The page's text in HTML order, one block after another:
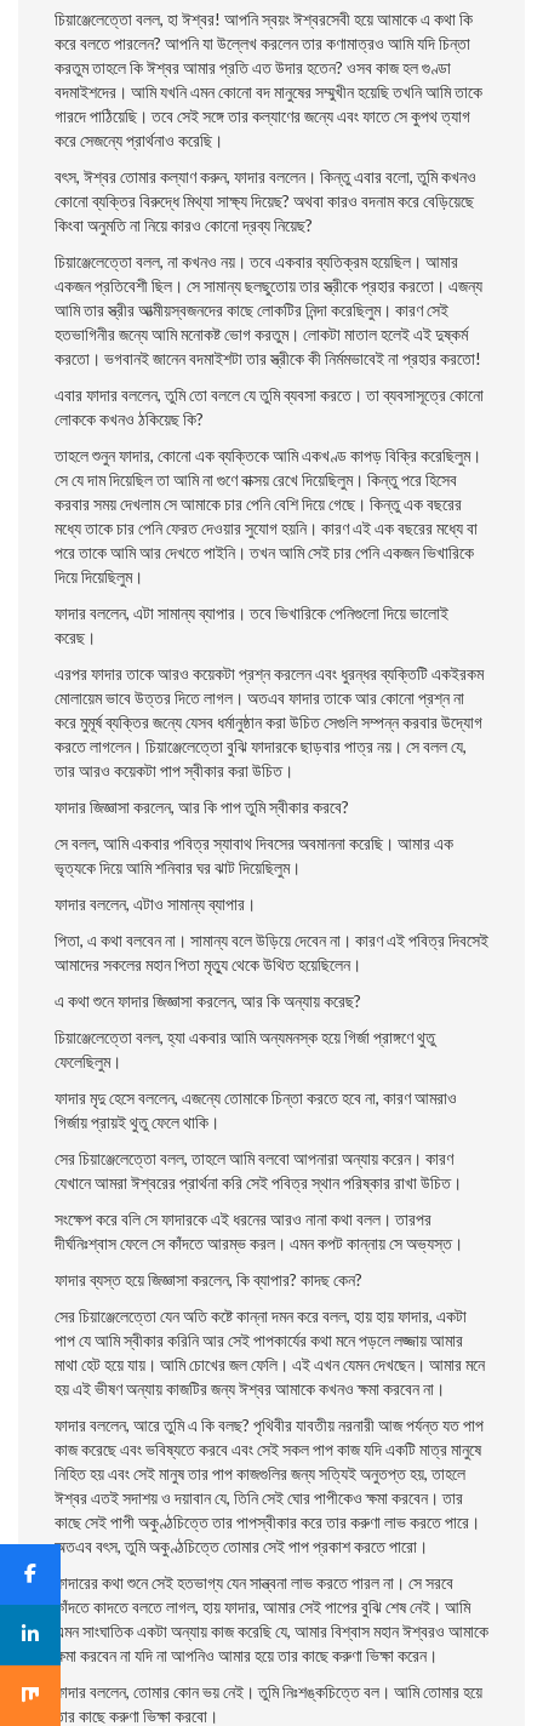
চিয়াঞ্জেলেত্তো বলল, হা ঈশ্বর! আপনি স্বয়ং ঈশ্বরসেবী হয়ে আমাকে এ কথা কি
করে বলতে পারলেন? আপনি যা উল্লেখ করলেন তার কণামাত্রও আমি যদি চিন্তা
করতুম তাহলে কি ঈশ্বর আমার প্রতি এত উদার হতেন? ওসব কাজ হল গুণ্ডা
বদমাইশদের। আমি যখনি এমন কোনাে বদ মানুষের সম্মুখীন হয়েছি তখনি আমি তাকে
গারদে পাঠিয়েছি। তবে সেই সঙ্গে তার কল্যাণের জন্যে এবং ফাতে সে কুপথ ত্যাগ
করে সেজন্যে প্রার্থনাও করেছি।
বৎস, ঈশ্বর তােমার কল্যাণ করুন, ফাদার বললেন। কিন্তু এবার বলাে, তুমি কখনও
কোনাে ব্যক্তির বিরুদ্ধে মিথ্যা সাক্ষ্য দিয়েছ? অথবা কারও বদনাম করে বেড়িয়েছে
কিংবা অনুমতি না নিয়ে কারও কোনাে দ্রব্য নিয়েছ?
চিয়াঞ্জেলেত্তো বলল, না কখনও নয়। তবে একবার ব্যতিক্রম হয়েছিল। আমার
একজন প্রতিবেশী ছিল। সে সামান্য ছলছুতােয় তার স্ত্রীকে প্রহার করতাে। এজন্য
আমি তার স্ত্রীর আত্মীয়স্বজনদের কাছে লােকটির নিন্দা করেছিলুম। কারণ সেই
হতভাগিনীর জন্যে আমি মনােকষ্ট ভােগ করতুম। লােকটা মাতাল হলেই এই দুষ্কর্ম
করতাে। ভগবানই জানেন বদমাইশটা তার স্ত্রীকে কী নির্মমভাবেই না প্রহার করতাে!
এবার ফাদার বললেন, তুমি তাে বললে যে তুমি ব্যবসা করতে। তা ব্যবসাসূত্রে কোনাে
লােককে কখনও ঠকিয়েছ কি?
তাহলে শুনুন ফাদার, কোনাে এক ব্যক্তিকে আমি একখণ্ড কাপড় বিক্রি করেছিলুম।
সে যে দাম দিয়েছিল তা আমি না গুণে বাক্সয় রেখে দিয়েছিলুম। কিন্তু পরে হিসেব
করবার সময় দেখলাম সে আমাকে চার পেনি বেশি দিয়ে গেছে। কিন্তু এক বছরের
মধ্যে তাকে চার পেনি ফেরত দেওয়ার সুযােগ হয়নি। কারণ এই এক বছরের মধ্যে বা
পরে তাকে আমি আর দেখতে পাইনি। তখন আমি সেই চার পেনি একজন ভিখারিকে
দিয়ে দিয়েছিলুম।
ফাদার বললেন, এটা সামান্য ব্যাপার। তবে ভিখারিকে পেনিগুলাে দিয়ে ভালােই
করেছ।
এরপর ফাদার তাকে আরও কয়েকটা প্রশ্ন করলেন এবং ধুরন্ধর ব্যক্তিটি একইরকম
মােলায়েম ভাবে উত্তর দিতে লাগল। অতএব ফাদার তাকে আর কোনাে প্রশ্ন না
করে মুমূর্ষ ব্যক্তির জন্যে যেসব ধর্মানুষ্ঠান করা উচিত সেগুলি সম্পন্ন করবার উদ্যোগ
করতে লাগলেন। চিয়াঞ্জেলেত্তো বুঝি ফাদারকে ছাড়বার পাত্র নয়। সে বলল যে,
তার আরও কয়েকটা পাপ স্বীকার করা উচিত।
ফাদার জিজ্ঞাসা করলেন, আর কি পাপ তুমি স্বীকার করবে?
সে বলল, আমি একবার পবিত্র স্যাবাথ দিবসের অবমাননা করেছি। আমার এক
ভৃত্যকে দিয়ে আমি শনিবার ঘর ঝাট দিয়েছিলুম।
ফাদার বললেন, এটাও সামান্য ব্যাপার।
পিতা, এ কথা বলবেন না। সামান্য বলে উড়িয়ে দেবেন না। কারণ এই পবিত্র দিবসেই
আমাদের সকলের মহান পিতা মৃত্যু থেকে উথিত হয়েছিলেন।
এ কথা শুনে ফাদার জিজ্ঞাসা করলেন, আর কি অন্যায় করেছ?
চিয়াঞ্জেলেত্তো বলল, হ্যা একবার আমি অন্যমনস্ক হয়ে গির্জা প্রাঙ্গণে থুতু
ফেলেছিলুম।
ফাদার মৃদু হেসে বললেন, এজন্যে তােমাকে চিন্তা করতে হবে না, কারণ আমরাও
গির্জায় প্রায়ই থুতু ফেলে থাকি।
সের চিয়াঞ্জেলেত্তো বলল, তাহলে আমি বলবাে আপনারা অন্যায় করেন। কারণ
যেখানে আমরা ঈশ্বরের প্রার্থনা করি সেই পবিত্র স্থান পরিষ্কার রাখা উচিত।
সংক্ষেপ করে বলি সে ফাদারকে এই ধরনের আরও নানা কথা বলল। তারপর
দীর্ঘনিঃশ্বাস ফেলে সে কাঁদতে আরম্ভ করল। এমন কপট কান্নায় সে অভ্যস্ত।
ফাদার ব্যস্ত হয়ে জিজ্ঞাসা করলেন, কি ব্যাপার? কাদছ কেন?
সের চিয়াঞ্জেলেত্তো যেন অতি কষ্টে কান্না দমন করে বলল, হায় হায় ফাদার, একটা
পাপ যে আমি স্বীকার করিনি আর সেই পাপকার্যের কথা মনে পড়লে লজ্জায় আমার
মাথা হেট হয়ে যায়। আমি চোখের জল ফেলি। এই এখন যেমন দেখছেন। আমার মনে
হয় এই ভীষণ অন্যায় কাজটির জন্য ঈশ্বর আমাকে কখনও ক্ষমা করবেন না।
ফাদার বললেন, আরে তুমি এ কি বলছ? পৃথিবীর যাবতীয় নরনারী আজ পর্যন্ত যত পাপ
কাজ করেছে এবং ভবিষ্যতে করবে এবং সেই সকল পাপ কাজ যদি একটি মাত্র মানুষে
নিহিত হয় এবং সেই মানুষ তার পাপ কাজগুলির জন্য সত্যিই অনুতপ্ত হয়, তাহলে
ঈশ্বর এতই সদাশয় ও দয়াবান যে, তিনি সেই ঘাের পাপীকেও ক্ষমা করবেন। তার
কাছে সেই পাপী অকুণ্ঠচিত্তে তার পাপস্বীকার করে তার করুণা লাভ করতে পারে।
অতএব বৎস, তুমি অকুণ্ঠচিত্তে তােমার সেই পাপ প্রকাশ করতে পারাে।
ফাদারের কথা শুনে সেই হতভাগ্য যেন সান্ত্বনা লাভ করতে পারল না। সে সরবে
কাঁদতে কাদতে বলতে লাগল, হায় ফাদার, আমার সেই পাপের বুঝি শেষ নেই। আমি
এমন সাংঘাতিক একটা অন্যায় কাজ করেছি যে, আমার বিশ্বাস মহান ঈশ্বরও আমাকে
ক্ষমা করবেন না যদি না আপনিও আমার হয়ে তার কাছে করুণা ভিক্ষা করেন।
ফাদার বললেন, তােমার কোন ভয় নেই। তুমি নিঃশঙ্কচিত্তে বল। আমি তােমার হয়ে
তার কাছে করুণা ভিক্ষা করবাে।